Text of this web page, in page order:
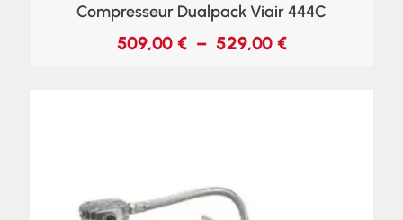
Compresseur Dualpack Viair 444C
509,00 € – 529,00 €